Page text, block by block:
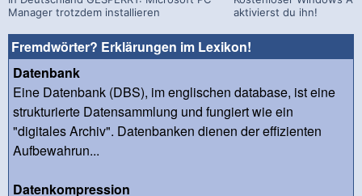
Manager trotzdem installieren
aktivierst du ihn!
Fremdwörter? Erklärungen im Lexikon!
Datenbank
Eine Datenbank (DBS), im englischen database, ist eine
strukturierte Datensammlung und fungiert wie ein
"digitales Archiv". Datenbanken dienen der effizienten
Aufbewahrun...
Datenkompression